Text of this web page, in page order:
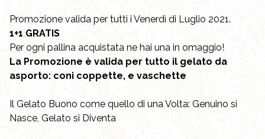
Promozione valida per tutti i Venerdì di Luglio 2021.
1+1 GRATIS
Per ogni pallina acquistata ne hai una in omaggio!
La Promozione è valida per tutto il gelato da
asporto: coni coppette, e vaschette
Il Gelato Buono come quello di una Volta: Genuino si
Nasce, Gelato si Diventa